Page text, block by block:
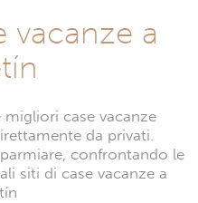
vacanze a
case vacanze
da privati.
confrontando le
siti di case vacanze a